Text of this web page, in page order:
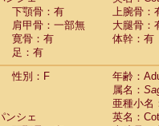
Papio papio
Papiospp.
Mandrillus
Mandrillus sphinx
Theropithecus
Macaca arctoides(4)
Macaca assamensis
Macaca
下顎骨：有
上腕骨：
肩甲骨：一部無
大腿骨：
寛骨：有
体幹：有
足：有
性別：F
年齢：
属名：
亜種小名
ンシェ
英名：